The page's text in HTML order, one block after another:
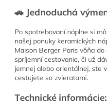
🚗 Jednoduchá
Po spotrebovaní náplne si
našej ponuky keramických
Maison Berger Paris vôňa
spríjemní cestovanie, či už
jemnej alebo orientálnej, ste
cestujete so zvieratami.
Technické informácie: